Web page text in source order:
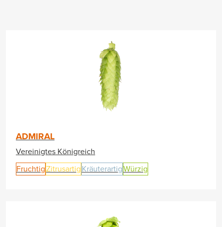
ADMIRAL
Vereinigtes Königreich
FruchtigZitrusartig KräuterartigWürzig